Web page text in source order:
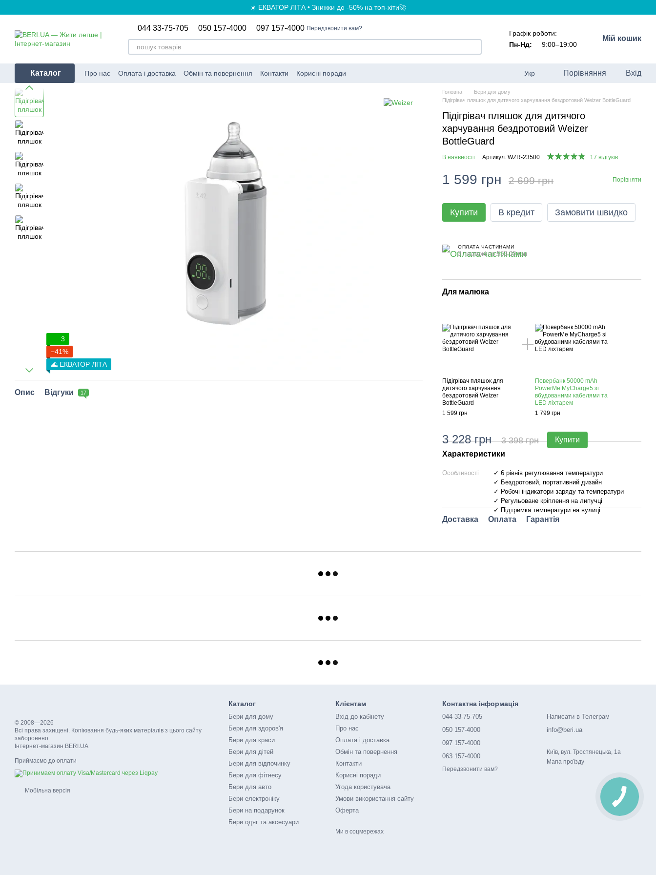
☀️ ЕКВАТОР ЛІТА • Знижки до -50% на топ-хіти🚀
044 33-75-705 050 157-4000 097 157-4000 Передзвонити вам?
Графік роботи:
Пн-Нд:
9:00–19:00
Мій кошик
Каталог Про нас Оплата і доставка Обмін та повернення Контакти Корисні поради Укр Порівняння Вхід
3
−41%
🌊 ЕКВАТОР ЛІТА
Опис Відгуки 17
Головна
Бери для дому
Підігрівач пляшок для дитячого харчування бездротовий Weizer BottleGuard
Підігрівач пляшок для дитячого
харчування бездротовий Weizer
BottleGuard
В наявності Артикул: WZR-23500 17 відгуків
1 599 грн 2 699 грн Порівняти
Купити В кредит Замовити швидко
ОПЛАТА ЧАСТИНАМИ
3 платежі по 533.00 грн
Для малюка
Підігрівач пляшок для
дитячого харчування
бездротовий Weizer
BottleGuard
1 599 грн
Повербанк 50000 mAh
PowerMe MyCharge5 зі
вбудованими кабелями та
LED ліхтарем
1 799 грн
3 228 грн 3 398 грн
Купити
Характеристики
Особливості
✓ 6 рівнів регулювання температури
✓ Бездротовий, портативний дизайн
✓ Робочі індикатори заряду та температури
✓ Регульоване кріплення на липучці
✓ Підтримка температури на вулиці
Доставка Оплата Гарантія
© 2008—2026
Всі права захищені. Копіювання будь-яких матеріалів з цього сайту
заборонено.
Інтернет-магазин BERI.UA
Приймаємо до оплати
Мобільна версія
Каталог
Бери для дому
Бери для здоров'я
Бери для краси
Бери для дітей
Бери для відпочинку
Бери для фітнесу
Бери для авто
Бери електроніку
Бери на подарунок
Бери одяг та аксесуари
Клієнтам
Вхід до кабінету
Про нас
Оплата і доставка
Обмін та повернення
Контакти
Корисні поради
Угода користувача
Умови використання сайту
Оферта
Ми в соцмережах
Контактна інформація
044 33-75-705
050 157-4000
097 157-4000
063 157-4000
Передзвонити вам?
Написати в Телеграм
info@beri.ua
Київ, вул. Тростянецька, 1а
Мапа проїзду